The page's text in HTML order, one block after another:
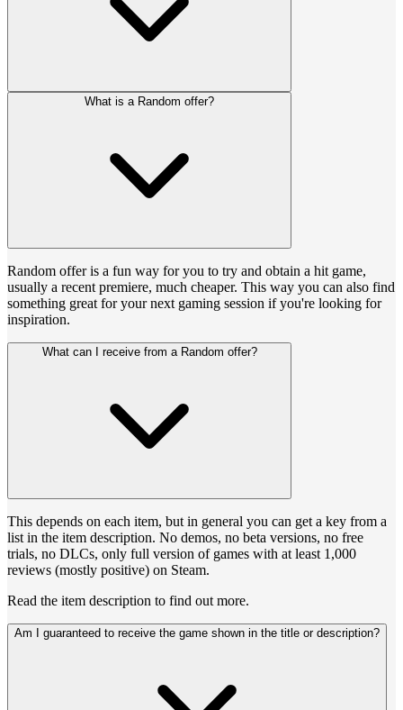
What is a Random offer?
Random offer is a fun way for you to try and obtain a hit game,
usually a recent premiere, much cheaper. This way you can also find
something great for your next gaming session if you're looking for
inspiration.
What can I receive from a Random offer?
This depends on each item, but in general you can get a key from a
list in the item description. No demos, no beta versions, no free
trials, no DLCs, only full version of games with at least 1,000
reviews (mostly positive) on Steam.
Read the item description to find out more.
Am I guaranteed to receive the game shown in the title or description?